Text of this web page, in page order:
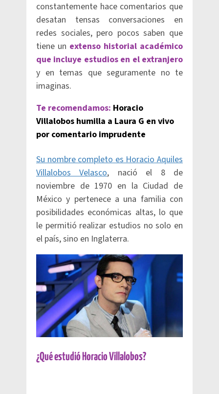
constantemente hace comentarios que
desatan tensas conversaciones en
redes sociales, pero pocos saben que
tiene un extenso historial académico
que incluye estudios en el extranjero
y en temas que seguramente no te
imaginas.
Te recomendamos: Horacio
Villalobos humilla a Laura G en vivo
por comentario imprudente
Su nombre completo es Horacio Aquiles
Villalobos Velasco, nació el 8 de
noviembre de 1970 en la Ciudad de
México y pertenece a una familia con
posibilidades económicas altas, lo que
le permitió realizar estudios no solo en
el país, sino en Inglaterra.
¿Qué estudió Horacio Villalobos?